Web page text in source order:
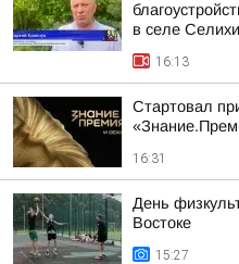
в селе
16:13
Стартовал
16:31
День
Востоке
15:27